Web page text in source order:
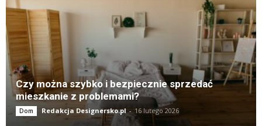
Czy można szybko i bezpiecznie sprzedać
mieszkanie z problemami?
Dom Redakcja Designersko.pl - 16 lutego 2026